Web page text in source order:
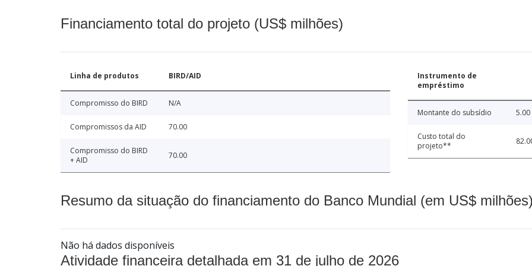
Financiamento total do projeto (US$ milhões)
Linha de produtos BIRD/AID
Compromisso do BIRD N/A
Compromissos da AID 70.00
Compromisso do BIRD
+ AID
70.00
Instrumento de
empréstimo
Montante do subsídio 5.00
Custo total do
projeto**
Resumo da situação do financiamento do Banco Mundial (em US$
Não há dados disponíveis
Atividade financeira detalhada em 31 de julho de 2026